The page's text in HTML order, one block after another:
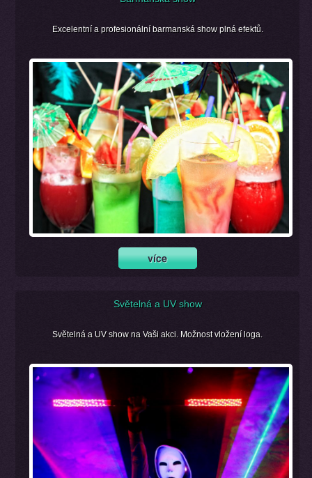
Excelentní a profesionální barmanská show plná efektů.
Světelná a UV show
Světelná a UV show na Vaši akci. Možnost vložení loga.